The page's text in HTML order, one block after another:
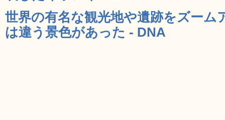
世界の有名な観光地や遺跡をズーム
は違う景色があった - DNA